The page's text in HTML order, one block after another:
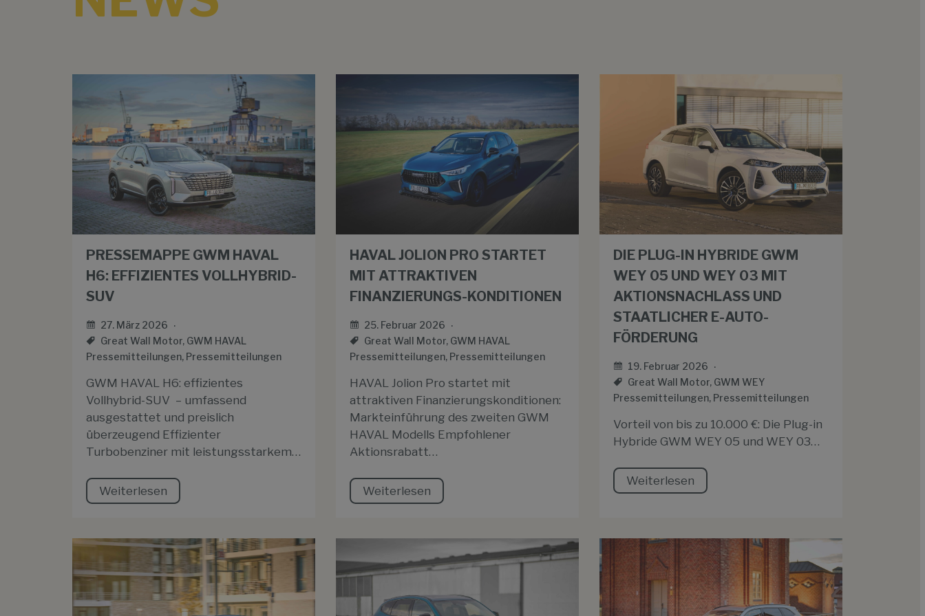
PRESSEMAPPE GWM HAVAL
H6: EFFIZIENTES VOLLHYBRID-
SUV
27. März 2026
Great Wall Motor, GWM HAVAL
Pressemitteilungen, Pressemitteilungen
GWM HAVAL H6: effizientes
Vollhybrid-SUV – umfassend
ausgestattet und preislich
überzeugend Effizienter
Turbobenziner mit leistungsstarkem…
Weiterlesen
HAVAL JOLION PRO STARTET
MIT ATTRAKTIVEN
FINANZIERUNGS-KONDITIONEN
25. Februar 2026
Great Wall Motor, GWM HAVAL
Pressemitteilungen, Pressemitteilungen
HAVAL Jolion Pro startet mit
attraktiven Finanzierungskonditionen:
Markteinführung des zweiten GWM
HAVAL Modells Empfohlener
Aktionsrabatt…
Weiterlesen
DIE PLUG-IN HYBRIDE GWM
WEY 05 UND WEY 03 MIT
AKTIONSNACHLASS UND
STAATLICHER E-AUTO-
FÖRDERUNG
19. Februar 2026
Great Wall Motor, GWM WEY
Pressemitteilungen, Pressemitteilungen
Vorteil von bis zu 10.000 €: Die Plug-in
Hybride GWM WEY 05 und WEY 03…
Weiterlesen